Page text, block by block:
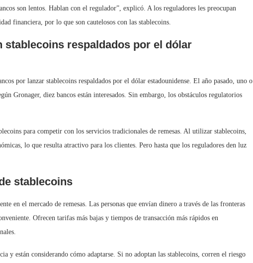
son lentos. Hablan con el regulador”, explicó. A los reguladores les preocupan
financiera, por lo que son cautelosos con las stablecoins.
stablecoins respaldados por el dólar
por lanzar stablecoins respaldados por el dólar estadounidense. El año pasado, uno o
Gronager, diez bancos están interesados. Sin embargo, los obstáculos regulatorios
para competir con los servicios tradicionales de remesas. Al utilizar stablecoins,
lo que resulta atractivo para los clientes. Pero hasta que los reguladores den luz
stablecoins
en el mercado de remesas. Las personas que envían dinero a través de las fronteras
Ofrecen tarifas más bajas y tiempos de transacción más rápidos en
y están considerando cómo adaptarse. Si no adoptan las stablecoins, corren el riesgo